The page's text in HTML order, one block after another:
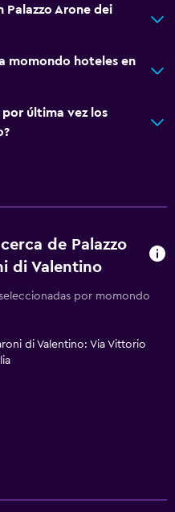
Palazzo Arone dei
momondo hoteles en
última vez los
de Palazzo
di Valentino
por momondo
di Valentino: Via Vittorio